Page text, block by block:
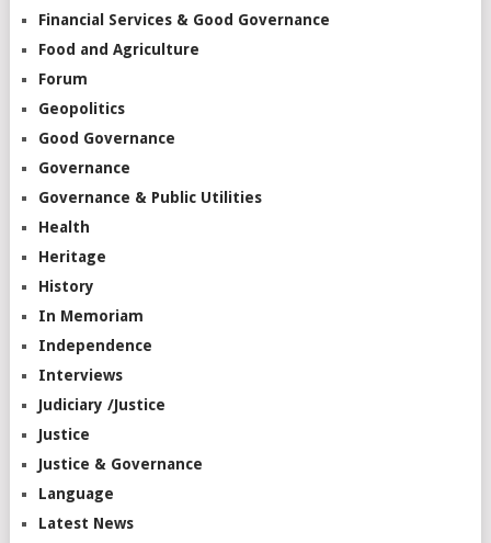
Financial Services & Good Governance
Food and Agriculture
Forum
Geopolitics
Good Governance
Governance
Governance & Public Utilities
Health
Heritage
History
In Memoriam
Independence
Interviews
Judiciary /Justice
Justice
Justice & Governance
Language
Latest News